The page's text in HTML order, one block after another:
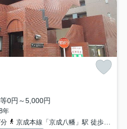
0円～5,000円
年
京成本線「京成八幡」駅 徒歩12分